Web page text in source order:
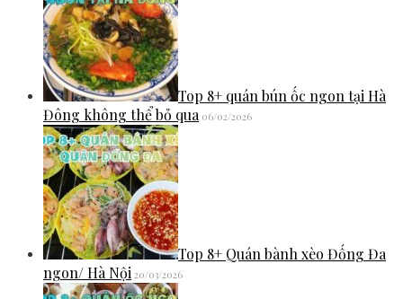
Top 8+ quán bún ốc ngon tại Hà
Đông không thể bỏ qua06/02/2026
Top 8+ Quán bành xèo Đống Đa
ngon/ Hà Nội 20/03/2026